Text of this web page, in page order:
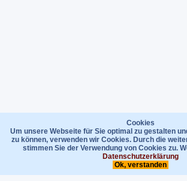
Cookies
Um unsere Webseite für Sie optimal zu gestalten
zu können, verwenden wir Cookies. Durch die
stimmen Sie der Verwendung von Cookies zu.
Datenschutzerklärung
Ok, verstanden